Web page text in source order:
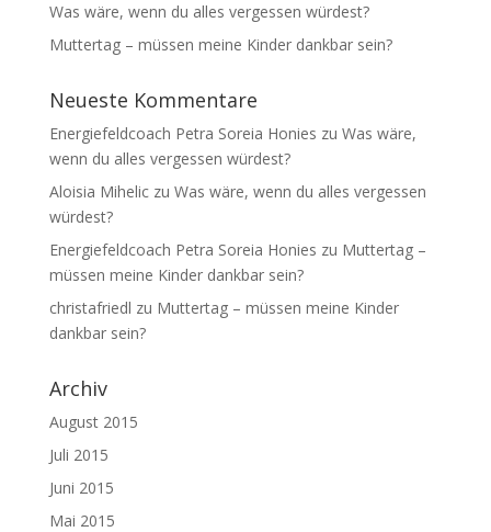
Was wäre, wenn du alles vergessen würdest?
Muttertag – müssen meine Kinder dankbar sein?
Neueste Kommentare
Energiefeldcoach Petra Soreia Honies zu Was wäre,
wenn du alles vergessen würdest?
Aloisia Miheliczu Was wäre, wenn du alles vergessen
würdest?
Energiefeldcoach Petra Soreia Honies zu Muttertag –
müssen meine Kinder dankbar sein?
christafriedl zu Muttertag – müssen meine Kinder
dankbar sein?
Archiv
August 2015
Juli 2015
Juni 2015
Mai 2015